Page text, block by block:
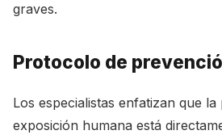
graves.
Protocolo de
Los especialistas enfatizan que
exposición humana está